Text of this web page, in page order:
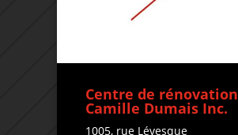
Centre de rénovation
Camille Dumais Inc.
1005, rue Lévesque